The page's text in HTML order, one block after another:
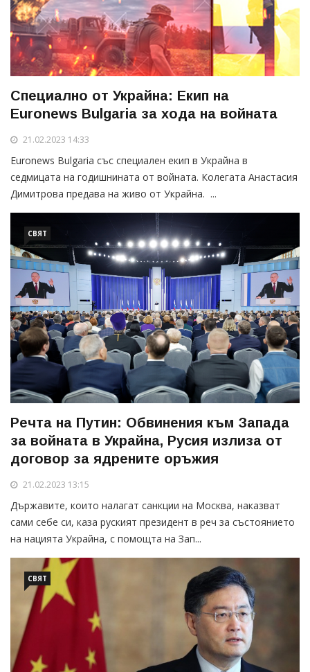
Специално от Украйна: Екип на
Euronews Bulgaria за хода на войната
21.02.2023 14:33
Euronews Bulgaria със специален екип в Украйна в
седмицата на годишнината от войната. Колегата Анастасия
Димитрова предава на живо от Украйна. ...
СВЯТ
Речта на Путин: Обвинения към Запада
за войната в Украйна, Русия излиза от
договор за ядрените оръжия
21.02.2023 13:15
Държавите, които налагат санкции на Москва, наказват
сами себе си, каза руският президент в реч за състоянието
на нацията Украйна, с помощта на Зап...
СВЯТ